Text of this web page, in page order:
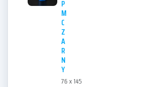
P
M
C
Z
A
R
N
Y
76 x 145